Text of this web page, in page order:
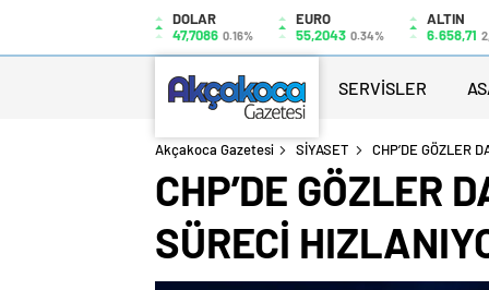
DOLAR
47,7086 0.16%
EURO
55,2043 0.34%
ALTIN
6.658,71
SERVİSLER
Akçakoca Gazetesi SİYASET CHP’DE GÖZLER
CHP’DE GÖZLER
SÜRECİ